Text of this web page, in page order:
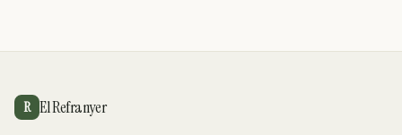
R El Refranyer